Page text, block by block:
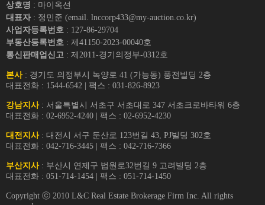
상호명 : 마이옥션
대표자 : 정민준 (email. lnccorp433@my-auction.co.kr)
사업자등록번호 : 127-86-29704
부동산등록번호 : 제41150-2023-00040호
통신판매업신고 : 제2011-경기의정부-0312호
본사: 경기도 의정부시 녹양로 41 (가능동) 풍전빌딩 2층
대표전화 : 1544-6542 | 팩스 : 031-826-8923
강남지사: 서울특별시 서초구 서초대로 347 서초크로바타워 6층
대표전화 : 02-6952-4240 | 팩스 : 02-6952-4230
대전지사: 대전시 서구 둔산로 123번길 43, PJ빌딩 302호
대표전화 : 042-716-3445 | 팩스 : 042-716-7366
부산지사: 부산시 연제구 법원로32번길 9 고려빌딩 2층
대표전화 : 051-714-1454 | 팩스 : 051-714-1450
Copyright ⓒ 2010 L&C Real Estate Brokerage Firm Inc. All rights